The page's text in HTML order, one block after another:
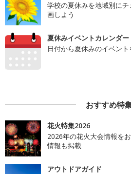
学校の夏休みを地域別に
画しよう
夏休みイベントカレンダー
日付から夏休みのイベント
おすすめ特
花火特集2026
2026年の花火大会情報を
情報も掲載
アウトドアガイド